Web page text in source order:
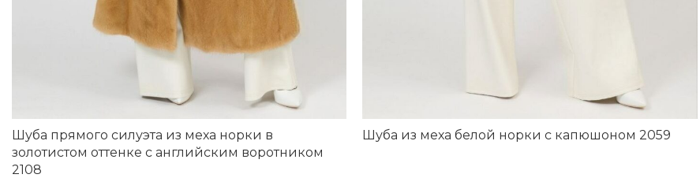
Шуба прямого силуэта из меха норки в
золотистом оттенке с английским воротником
2108
Шуба из меха белой норки с капюшоном 2059